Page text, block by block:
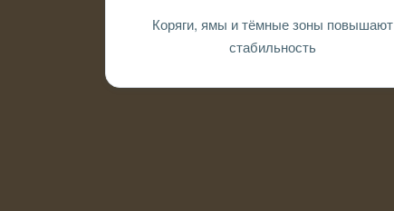
Коряги, ямы и тёмные зоны повышают
стабильность